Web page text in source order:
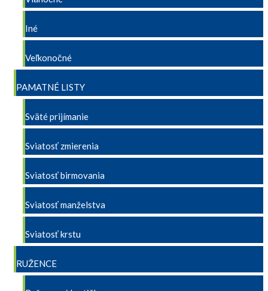
Iné
Veľkonočné
PAMATNÉ LISTY
Sväté prijímanie
Sviatosť zmierenia
Sviatosť birmovania
Sviatosť manželstva
Sviatosť krstu
RUŽENCE